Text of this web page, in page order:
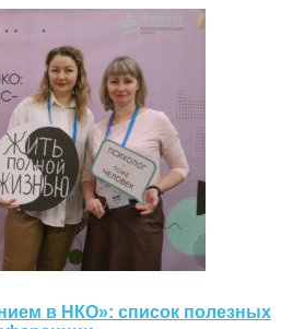
в НКО»: список полезных